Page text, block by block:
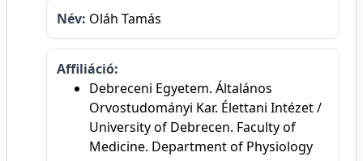
Név: Oláh Tamás
Affiliáció:
Debreceni Egyetem. Általános
Orvostudományi Kar. Élettani Intézet /
University of Debrecen. Faculty of
Medicine. Department of Physiology